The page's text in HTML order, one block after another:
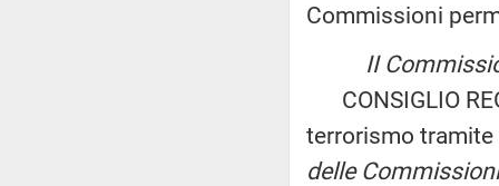
Commissioni
II
CONSIGLIO
terrorismo
delle